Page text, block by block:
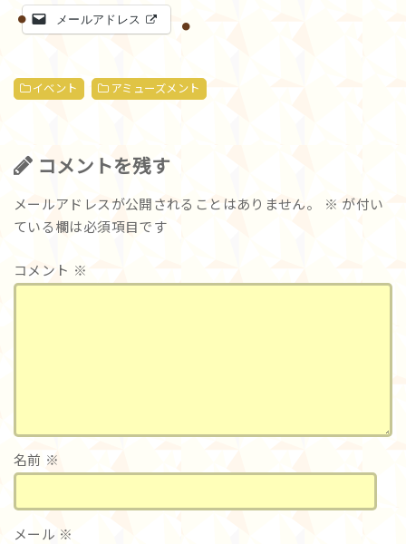
メールアドレス
イベント アミューズメント
コメントを残す
メールアドレスが公開されることはありません。 ※ が付い
ている欄は必須項目です
コメント ※
名前 ※
メール ※